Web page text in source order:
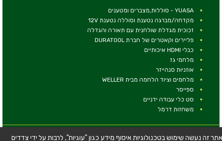
YUASA - סוללות,מצברים ומטענים
מקדחה/מברגה נטענת וסוללה נטענת 12V
זכוכית מגדלת שולחנית עם תאורה והגדלה
פליירים וקאטרים של חברת DURATOOL
כבלי HDMI איכותיים
מלחמי גז
אוזניות סנהייזר
מלחמים וציוד הלחמה מבית WELLER
ספייסר
סט כלי עבודה ידניים
משחזות דרמל
© כל הזכויות שמורות - טלמיר אלקטרוניקה בע''מ
זה נעשה שימוש בטכנולוגיות איסוף מידע כגון "עוגיות", לרבות על ידי צדדים